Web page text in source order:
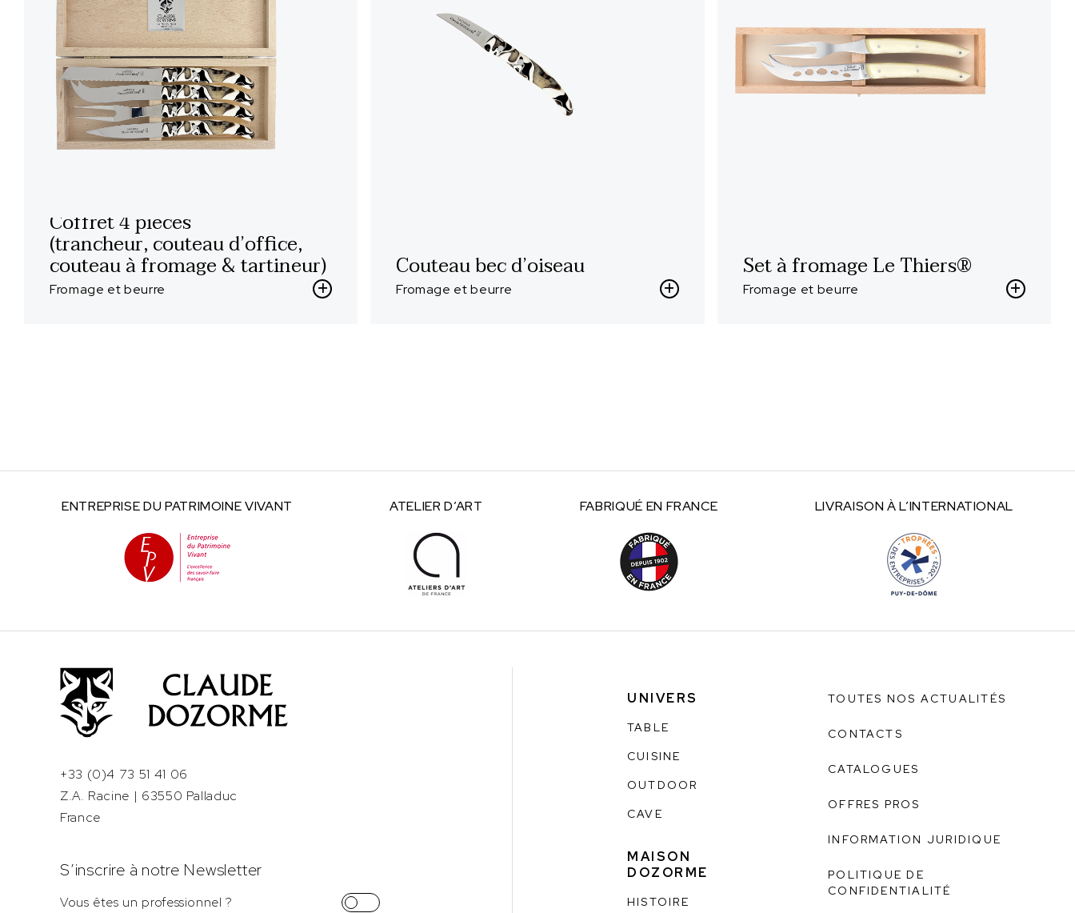
Coffret 4 pièces
(trancheur, couteau d’office,
couteau à fromage & tartineur)
Fromage et beurre
Couteau bec d’oiseau
Fromage et beurre
Set à fromage Le Thiers®
Fromage et beurre
ENTREPRISE DU PATRIMOINE VIVANT ATELIERD’ART FABRIQUÉ EN FRANCE LIVRAISON ÀL’INTERNATIONAL
+33 (0)4 73 51 41 06
Z.A. Racine | 63550 Palladuc
France
S’inscrire à notre Newsletter
Vous êtes un professionnel ?
UNIVERS
TABLE
CUISINE
OUTDOOR
CAVE
MAISON
DOZORME
HISTOIRE
TOUTES NOS ACTUALITÉS
CONTACTS
CATALOGUES
OFFRES PROS
INFORMATION JURIDIQUE
POLITIQUE DE
CONFIDENTIALITÉ